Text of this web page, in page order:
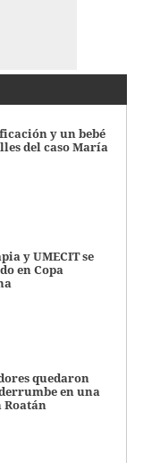
y un bebé
del caso María
y UMECIT se
en Copa
quedaron
en una
Roatán